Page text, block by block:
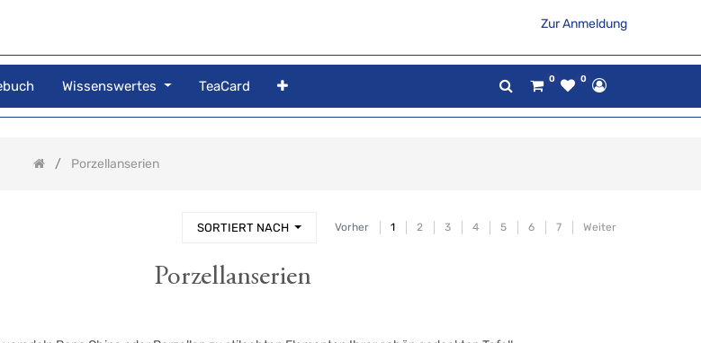
Zur Anmeldung
Wissenswertes TeaCard 0 0
Porzellanserien
Vorher 1 2 3 4 5 6 7 Weiter
SORTIERT NACH
Porzellanserien